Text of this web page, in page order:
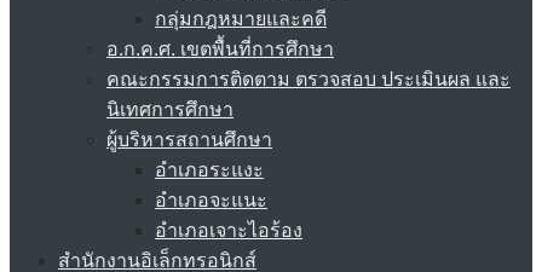
กลุ่มกฎหมายและคดี
อ.ก.ค.ศ. เขตพื้นที่การศึกษา
คณะกรรมการติดตาม ตรวจสอบ ประเมินผล และ
นิเทศการศึกษา
ผู้บริหารสถานศึกษา
อำเภอระแงะ
อำเภอจะแนะ
อำเภอเจาะไอร้อง
สำนักงานอิเล็กทรอนิกส์